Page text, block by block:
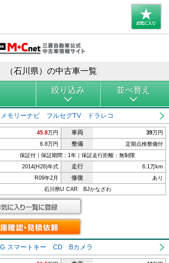
（石川県）の中古車一覧
絞り込み 並べ替え
メモリーナビ フルセグTV ドラレコ
45.8万円 車両 39万円
6.8万円 整備 定期点検整備付
保証付｜保証期間：1年｜保証走行距離：無制限
2014(H26)年式 走行 6.1万km
R09年2月 修復 あり
石川県U CAR BJかなざわ
G スマートキー CD Bカメラ